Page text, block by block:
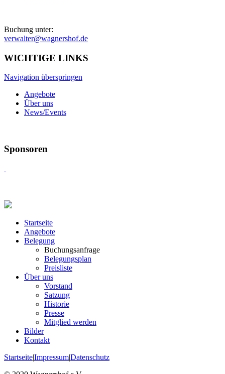
Buchung unter:
verwalter@wagnershof.de
WICHTIGE LINKS
Navigation überspringen
Angebote
Über uns
News/Events
Sponsoren
Startseite
Angebote
Belegung
Buchungsanfrage
Belegungsplan
Preisliste
Über uns
Vorstand
Satzung
Historie
Presse
Mitglied werden
Bilder
Kontakt
Startseite|Impressum|Datenschutz